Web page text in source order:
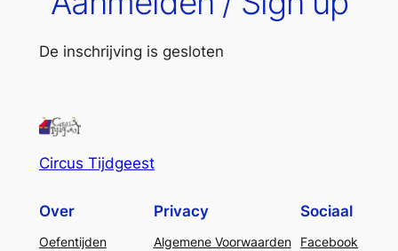
De inschrijving is gesloten
Circus Tijdgeest
Over
Oefentijden
Privacy
Algemene Voorwaarden
Sociaal
Facebook